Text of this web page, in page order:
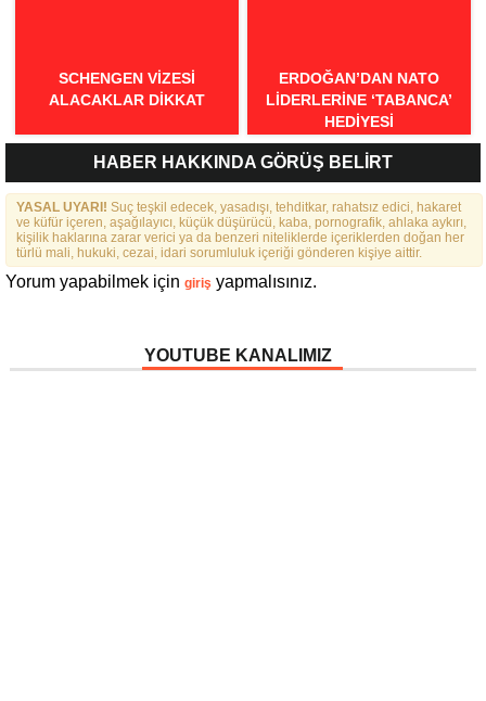
ÇIKTIK”
SCHENGEN VİZESİ
ALACAKLAR DİKKAT
ERDOĞAN’DAN NATO
LIDERLERINE ‘TABANCA’
HEDIYESI
HABER HAKKINDA GÖRÜŞ BELİRT
YASAL UYARI! Suç teşkil edecek, yasadışı, tehditkar, rahatsız edici, hakaret
ve küfür içeren, aşağılayıcı, küçük düşürücü, kaba, pornografik, ahlaka aykırı,
kişilik haklarına zarar verici ya da benzeri niteliklerde içeriklerden doğan her
türlü mali, hukuki, cezai, idari sorumluluk içeriği gönderen kişiye aittir.
Yorum yapabilmek için giriş yapmalısınız.
YOUTUBE KANALIMIZ